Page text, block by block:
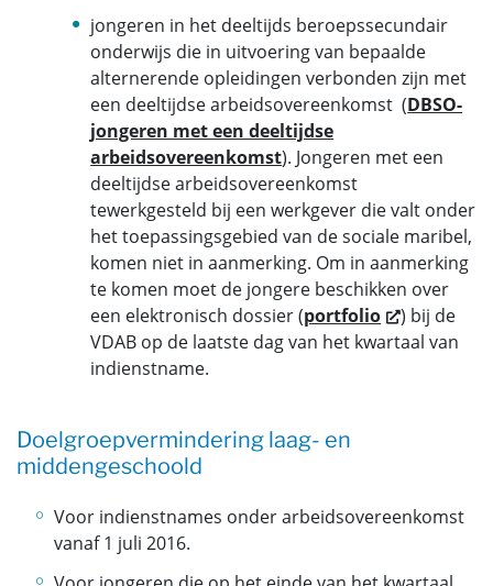
jongeren in het deeltijds beroepssecundair
onderwijs die in uitvoering van bepaalde
alternerende opleidingen verbonden zijn met
een deeltijdse arbeidsovereenkomst (DBSO-
jongeren met een deeltijdse
arbeidsovereenkomst). Jongeren met een
deeltijdse arbeidsovereenkomst
tewerkgesteld bij een werkgever die valt onder
het toepassingsgebied van de sociale maribel,
komen niet in aanmerking. Om in aanmerking
te komen moet de jongere beschikken over
een elektronisch dossier (portfolio
) bij de
VDAB op de laatste dag van het kwartaal van
indienstname.
Doelgroepvermindering laag- en
middengeschoold
Voor indienstnames onder arbeidsovereenkomst
vanaf 1 juli 2016.